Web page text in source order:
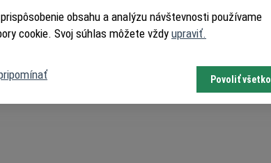
obsahu a analýzu návštevnosti používame
cookie. Svoj súhlas môžete vždy upraviť.
Povoliť všetko